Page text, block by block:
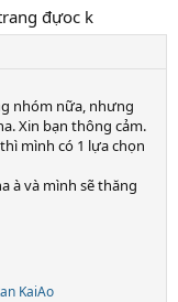
đựoc k
nhóm nữa, nhưng
Xin bạn thông cảm.
mình có 1 lựa chọn
à và mình sẽ thăng
KaiAo